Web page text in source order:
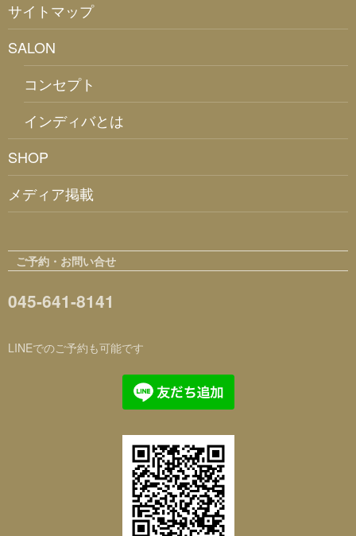
サイトマップ
SALON
コンセプト
インディバとは
SHOP
メディア掲載
ご予約・お問い合せ
045-641-8141
LINEでのご予約も可能です